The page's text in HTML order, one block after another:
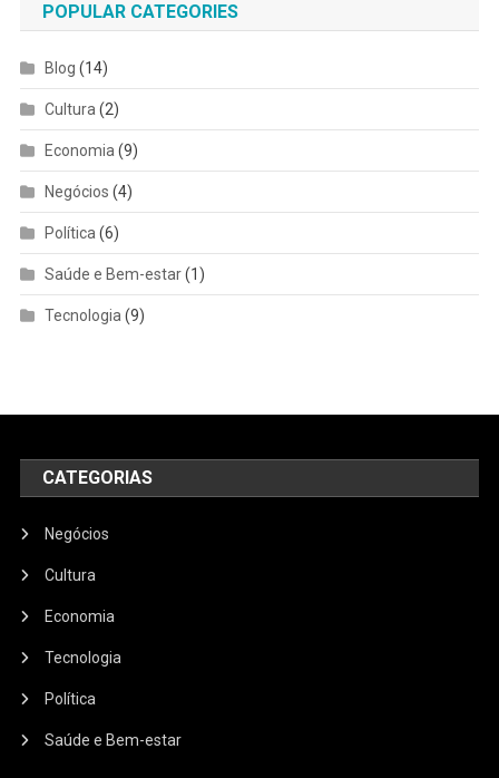
POPULAR CATEGORIES
Blog (14)
Cultura(2)
Economia(9)
Negócios (4)
Política(6)
Saúde e Bem-estar(1)
Tecnologia(9)
CATEGORIAS
Negócios
Cultura
Economia
Tecnologia
Política
Saúde e Bem-estar